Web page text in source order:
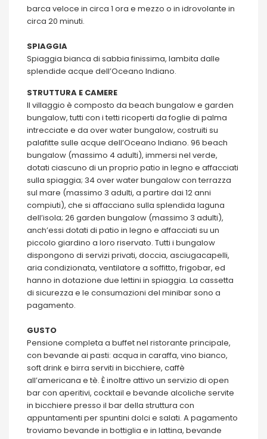
barca veloce in circa 1 ora e mezzo o in idrovolante in
circa 20 minuti.
SPIAGGIA
Spiaggia bianca di sabbia finissima, lambita dalle
splendide acque dell’Oceano Indiano.
STRUTTURA E CAMERE
Il villaggio è composto da beach bungalow e garden
bungalow, tutti con i tetti ricoperti da foglie di palma
intrecciate e da over water bungalow, costruiti su
palafitte sulle acque dell’Oceano Indiano. 96 beach
bungalow (massimo 4 adulti), immersi nel verde,
dotati ciascuno di un proprio patio in legno e affacciati
sulla spiaggia; 34 over water bungalow con terrazza
sul mare (massimo 3 adulti, a partire dai 12 anni
compiuti), che si affacciano sulla splendida laguna
dell’isola; 26 garden bungalow (massimo 3 adulti),
anch’essi dotati di patio in legno e affacciati su un
piccolo giardino a loro riservato. Tutti i bungalow
dispongono di servizi privati, doccia, asciugacapelli,
aria condizionata, ventilatore a soffitto, frigobar, ed
hanno in dotazione due lettini in spiaggia. La cassetta
di sicurezza e le consumazioni del minibar sono a
pagamento.
GUSTO
Pensione completa a buffet nel ristorante principale,
con bevande ai pasti: acqua in caraffa, vino bianco,
soft drink e birra serviti in bicchiere, caffè
all’americana e tè. È inoltre attivo un servizio di open
bar con aperitivi, cocktail e bevande alcoliche servite
in bicchiere presso il bar della struttura con
appuntamenti per spuntini dolci e salati. A pagamento
troviamo bevande in bottiglia e in lattina, bevande